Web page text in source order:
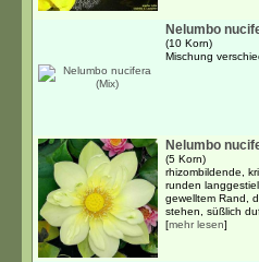
Nelumbo
(10 Korn)
Mischung
Nelumbo
(5 Korn)
rhizombildende,
runden
gewelltem Rand,
stehen, süßlich
[mehr lesen]